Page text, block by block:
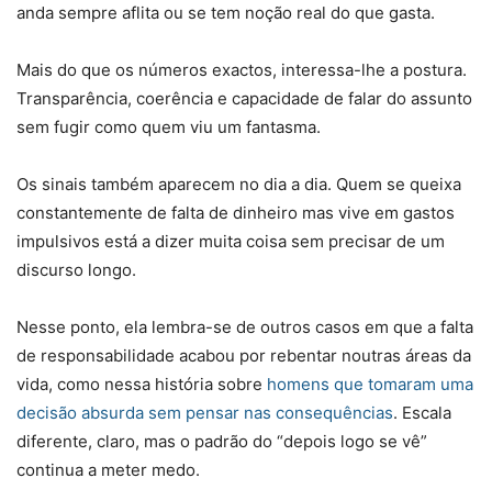
anda sempre aflita ou se tem noção real do que gasta.
Mais do que os números exactos, interessa-lhe a postura.
Transparência, coerência e capacidade de falar do assunto
sem fugir como quem viu um fantasma.
Os sinais também aparecem no dia a dia. Quem se queixa
constantemente de falta de dinheiro mas vive em gastos
impulsivos está a dizer muita coisa sem precisar de um
discurso longo.
Nesse ponto, ela lembra-se de outros casos em que a falta
de responsabilidade acabou por rebentar noutras áreas da
vida, como nessa história sobre homens que tomaram uma
decisão absurda sem pensar nas consequências. Escala
diferente, claro, mas o padrão do “depois logo se vê”
continua a meter medo.